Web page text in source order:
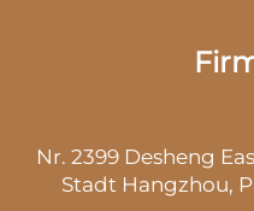
Nr. 2399 Desheng
Stadt Hangzhou,